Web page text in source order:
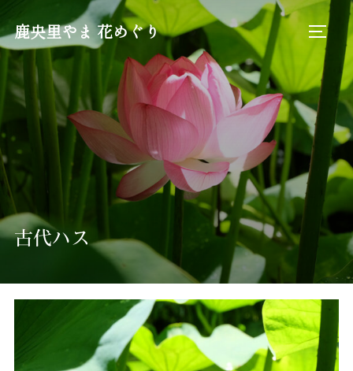
ン
テ
ス
キ
ッ
鹿央里やま 花めぐり サイ
古代ハス